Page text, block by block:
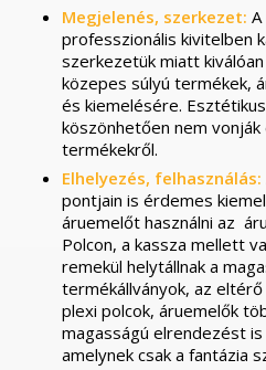
Megjelenés, szerkezet:
professzionális kivitelben
szerkezetük miatt
közepes súlyú termékek,
és kiemelésére.
köszönhetően nem
termékekről.
Elhelyezés, felhasználás:
pontjain is érdemes
áruemelőt használni az
Polcon, a kassza mellett
remekül helytállnak a
termékállványok, az
plexi polcok, áruemelők
magasságú elrendezést
amelynek csak a fantázia